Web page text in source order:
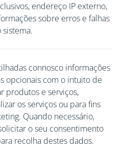
endereço IP externo,
sobre erros e falhas
sistema.
connosco informações
opcionais com o intuito de
produtos e serviços,
os serviços ou para fins
Quando necessário,
o seu consentimento
recolha destes dados.